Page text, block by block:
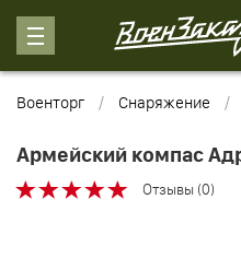
Военторг Снаряжение
Армейский компас
Отзывы (0)